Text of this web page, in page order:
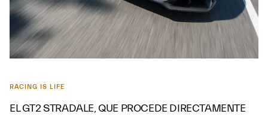
RACING IS LIFE
EL GT2 STRADALE, QUE PROCEDE DIRECTAMENTE